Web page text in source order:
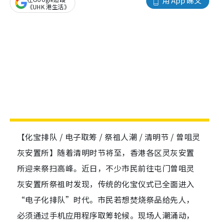
《UHK 港生活》
【化宝排队 / 电子取筹 / 祭祖人潮 / 清明节 / 曾咀灵
灰安置所】随着清明时节将至，香港各区灵灰安置
所迎来祭扫高峰。近日，不少市民前往屯门曾咀灵
灰安置所祭祖时发现，传统的化宝仪式已全面进入
“电子化排队”时代。市民若想焚烧祭品给先人，
必须通过手机应用程序取筹轮候。现场人潮涌动，